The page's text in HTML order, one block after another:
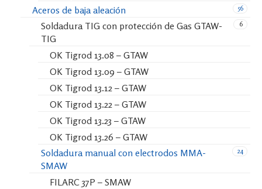
56
Aceros de baja aleación
6
Soldadura TIG con protección de Gas GTAW-
TIG
OK Tigrod 13.08 – GTAW
OK Tigrod 13.09 – GTAW
OK Tigrod 13.12 – GTAW
OK Tigrod 13.22 – GTAW
OK Tigrod 13.23 – GTAW
OK Tigrod 13.26 – GTAW
24
Soldadura manual con electrodos MMA-
SMAW
FILARC 37P – SMAW